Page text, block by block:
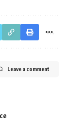
Leave a comment